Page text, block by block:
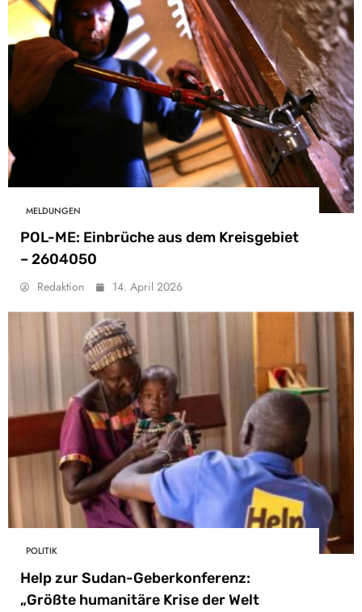
MELDUNGEN
POL-ME: Einbrüche aus dem Kreisgebiet
– 2604050
Redaktion 14. April 2026
POLITIK
Help zur Sudan-Geberkonferenz:
„Größte humanitäre Krise der Welt